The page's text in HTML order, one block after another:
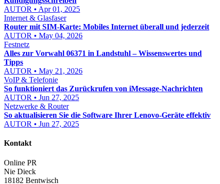
AUTOR • Apr 01, 2025
Internet & Glasfaser
Router mit SIM-Karte: Mobiles Internet überall und jederzeit
AUTOR • May 04, 2026
Festnetz
Alles zur Vorwahl 06371 in Landstuhl – Wissenswertes und
Tipps
AUTOR • May 21, 2026
VoIP & Telefonie
So funktioniert das Zurückrufen von iMessage-Nachrichten
AUTOR • Jun 27, 2025
Netzwerke & Router
So aktualisieren Sie die Software Ihrer Lenovo-Geräte effektiv
AUTOR • Jun 27, 2025
Kontakt
Online PR
Nie Dieck
18182 Bentwisch